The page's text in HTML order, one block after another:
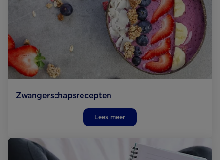
Zwangerschaps­recepten
Lees meer